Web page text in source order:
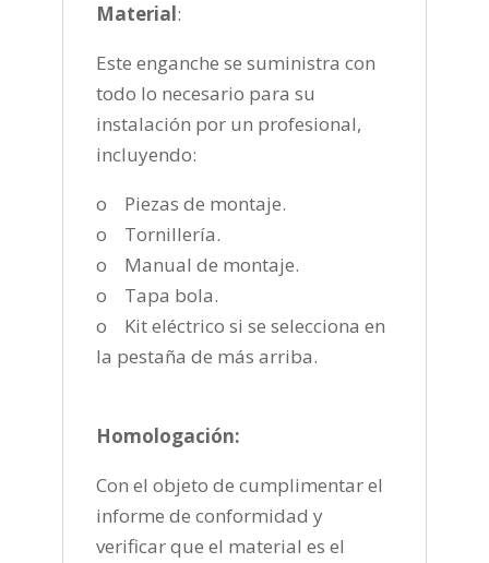
Material:
Este enganche se suministra con
todo lo necesario para su
instalación por un profesional,
incluyendo:
o Piezas de montaje.
o Tornillería.
o Manual de montaje.
o Tapa bola.
o Kit eléctrico si se selecciona en
la pestaña de más arriba.
Homologación:
Con el objeto de cumplimentar el
informe de conformidad y
verificar que el material es el